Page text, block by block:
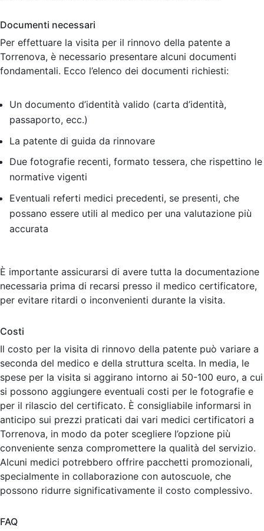
Documenti necessari
Per effettuare la visita per il rinnovo della patente a
Torrenova, è necessario presentare alcuni documenti
fondamentali. Ecco l’elenco dei documenti richiesti:
Un documento d’identità valido (carta d’identità,
passaporto, ecc.)
La patente di guida da rinnovare
Due fotografie recenti, formato tessera, che rispettino le
normative vigenti
Eventuali referti medici precedenti, se presenti, che
possano essere utili al medico per una valutazione più
accurata
È importante assicurarsi di avere tutta la documentazione
necessaria prima di recarsi presso il medico certificatore,
per evitare ritardi o inconvenienti durante la visita.
Costi
Il costo per la visita di rinnovo della patente può variare a
seconda del medico e della struttura scelta. In media, le
spese per la visita si aggirano intorno ai 50-100 euro, a cui
si possono aggiungere eventuali costi per le fotografie e
per il rilascio del certificato. È consigliabile informarsi in
anticipo sui prezzi praticati dai vari medici certificatori a
Torrenova, in modo da poter scegliere l’opzione più
conveniente senza compromettere la qualità del servizio.
Alcuni medici potrebbero offrire pacchetti promozionali,
specialmente in collaborazione con autoscuole, che
possono ridurre significativamente il costo complessivo.
FAQ